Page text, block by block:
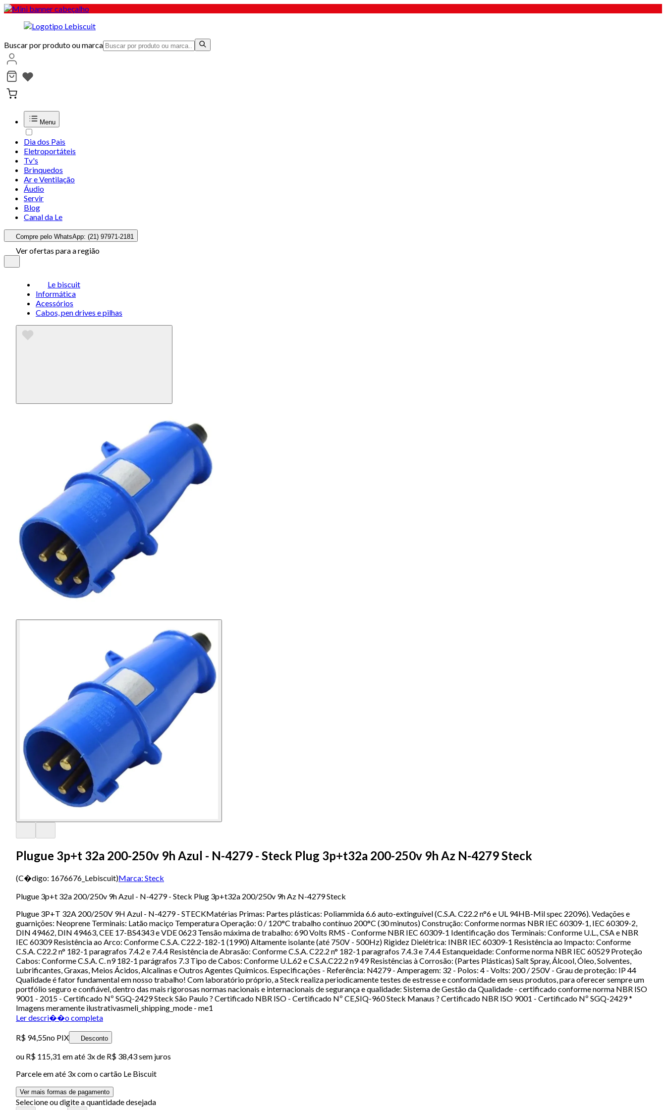
Buscar por produto ou marca
Menu
Dia dos Pais
Eletroportáteis
Tv's
Brinquedos
Ar e Ventilação
Áudio
Servir
Blog
Canal da Le
Compre pelo WhatsApp: (21) 97971-2181
Ver ofertas para a região
Le biscuit
Informática
Acessórios
Cabos, pen drives e pilhas
Plugue 3p+t 32a 200-250v 9h Azul - N-4279 - Steck Plug 3p+t32a 200-250v 9h Az N-4279 Steck
(C�digo: 1676676_Lebiscuit)Marca: Steck
Plugue 3p+t 32a 200/250v 9h Azul - N-4279 - Steck Plug 3p+t32a 200/250v 9h Az N-4279 Steck
Plugue 3P+T 32A 200/250V 9H Azul - N-4279 - STECKMatérias Primas: Partes plásticas: Poliammida 6.6 auto-extinguível (C.S.A. C22.2 n°6 e UL 94HB-Mil spec 22096). Vedações e
guarnições: Neoprene Terminais: Latão maciço Temperatura Operação: 0 / 120°C trabalho contínuo 200°C (30 minutos) Construção: Conforme normas NBR IEC 60309-1, IEC 60309-2,
DIN 49462, DIN 49463, CEE 17-BS4343 e VDE 0623 Tensão máxima de trabalho: 690 Volts RMS - Conforme NBR IEC 60309-1 Identificação dos Terminais: Conforme U.L., CSA e NBR
IEC 60309 Resistência ao Arco: Conforme C.S.A. C22.2-182-1 (1990) Altamente isolante (até 750V - 500Hz) Rigidez Dielétrica: INBR IEC 60309-1 Resistência ao Impacto: Conforme
C.S.A. C22.2 n° 182-1 paragrafos 7.4.2 e 7.4.4 Resistência de Abrasão: Conforme C.S.A. C22.2 n° 182-1 paragrafos 7.4.3 e 7.4.4 Estanqueidade: Conforme norma NBR IEC 60529 Proteção
Cabos: Conforme C.S.A. C. n9 182-1 parágrafos 7.3 Tipo de Cabos: Conforme U.L.62 e C.S.A.C22.2 n9 49 Resistências à Corrosão: (Partes Plásticas) Salt Spray, Álcool, Óleo, Solventes,
Lubrificantes, Graxas, Meios Ácidos, Alcalinas e Outros Agentes Químicos. Especificações - Referência: N4279 - Amperagem: 32 - Polos: 4 - Volts: 200 / 250V - Grau de proteção: IP 44
Qualidade é fator fundamental em nosso trabalho! Com laboratório próprio, a Steck realiza periodicamente testes de estresse e conformidade em seus produtos, para oferecer sempre um
portfólio seguro e confiável, dentro das mais rigorosas normas nacionais e internacionais de segurança e qualidade: Sistema de Gestão da Qualidade - certificado conforme norma NBR ISO
9001 - 2015 - Certificado Nº SGQ-2429 Steck São Paulo ? Certificado NBR ISO - Certificado Nº CE,SIQ-960 Steck Manaus ? Certificado NBR ISO 9001 - Certificado Nº SGQ-2429 *
Imagens meramente ilustrativasmeli_shipping_mode - me1
Ler descri��o completa
R$ 94,55no PIX Desconto
ou R$ 115,31 em até 3x de R$ 38,43 sem juros
Parcele em até 3x com o cartão Le Biscuit
Ver mais formas de pagamento
Selecione ou digite a quantidade desejada